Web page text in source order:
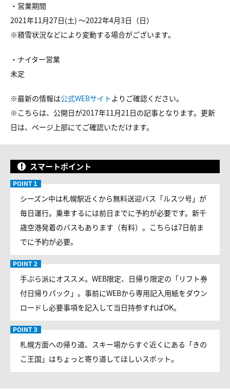
・営業期間
2021年11月27日(土) ～2022年4月3日（日）
※積雪状況などにより変動する場合がございます。
・ナイター営業
未定
※最新の情報は公式WEBサイトよりご確認ください。
※こちらは、公開日が2017年11月21日の記事となります。更新
日は、ページ上部にてご確認いただけます。
スマートポイント
シーズン中は札幌駅近くから無料送迎バス「ルスツ号」が
毎日運行。乗車するには前日までに予約が必要です。新千
歳空港発着のバスもあります（有料）。こちらは7日前ま
でに予約が必要。
手ぶら派にオススメ。WEB限定、日帰り限定の「リフト券
付日帰りパック」。事前にWEBから専用記入用紙をダウン
ロードし必要事項を記入して当日持参すればOK。
札幌方面への帰り道、スキー場からすぐ近くにある「きの
こ王国」はちょっと寄り道してほしいスポット。